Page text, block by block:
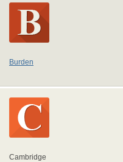
Burden
Cambridge